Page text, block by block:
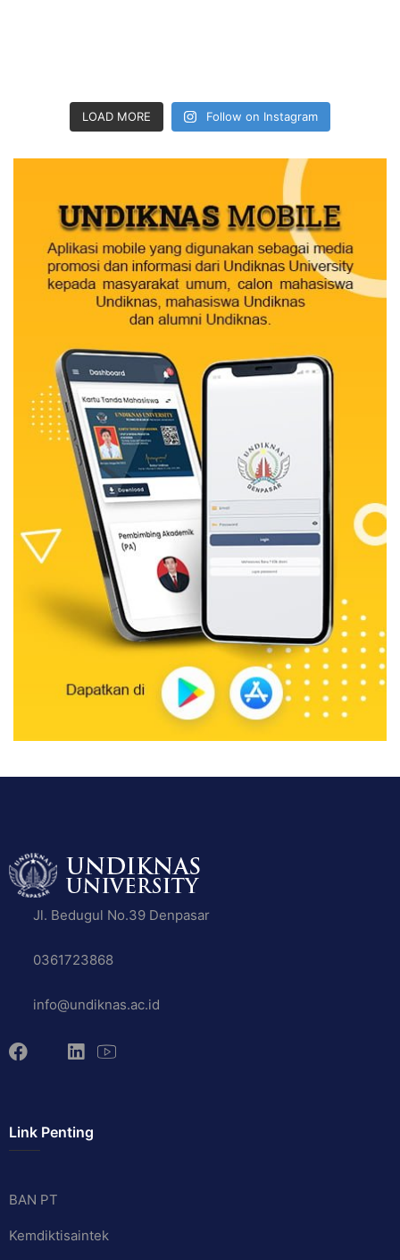
LOAD MORE Follow on Instagram
Jl. Bedugul No.39 Denpasar
0361723868
info@undiknas.ac.id
Link Penting
BAN PT
Kemdiktisaintek